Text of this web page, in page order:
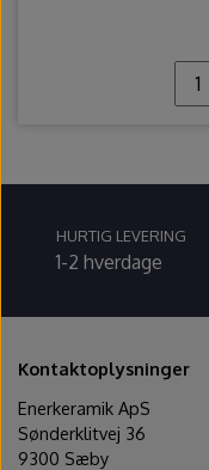
HURTIG LEVERING
1-2 hverdage
Kontaktoplysninger
Enerkeramik ApS
Sønderklitvej 36
9300 Sæby